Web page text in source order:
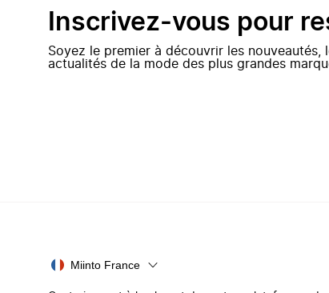
Inscrivez-vous pour
Soyez le premier à découvrir les nouveautés,
actualités de la mode des plus grandes
Miinto France